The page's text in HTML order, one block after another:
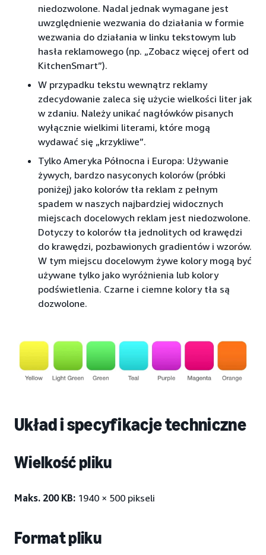
niedozwolone. Nadal jednak wymagane jest
uwzględnienie wezwania do działania w formie
wezwania do działania w linku tekstowym lub
hasła reklamowego (np. „Zobacz więcej ofert od
KitchenSmart”).
W przypadku tekstu wewnątrz reklamy
zdecydowanie zaleca się użycie wielkości liter jak
w zdaniu. Należy unikać nagłówków pisanych
wyłącznie wielkimi literami, które mogą
wydawać się „krzykliwe”.
Tylko Ameryka Północna i Europa: Używanie
żywych, bardzo nasyconych kolorów (próbki
poniżej) jako kolorów tła reklam z pełnym
spadem w naszych najbardziej widocznych
miejscach docelowych reklam jest niedozwolone.
Dotyczy to kolorów tła jednolitych od krawędzi
do krawędzi, pozbawionych gradientów i wzorów.
W tym miejscu docelowym żywe kolory mogą być
używane tylko jako wyróżnienia lub kolory
podświetlenia. Czarne i ciemne kolory tła są
dozwolone.
Układ i specyfikacje techniczne
Wielkość pliku
Maks. 200 KB: 1940 × 500 pikseli
Format pliku